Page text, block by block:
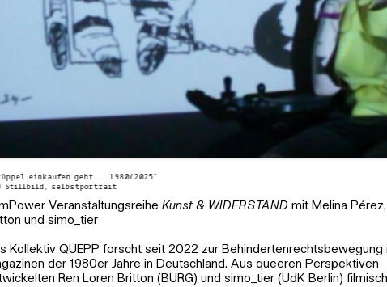
einkaufen geht... 1980/2025“
Stillbild, selbstportrait
VeranstaltungsreiheKunst & WIDERSTAND mit Melina
und simo_tier
Kollektiv QUEPP forscht seit 2022 zur Behindertenrechtsbewegung
der 1980er Jahre in Deutschland. Aus queeren Perspektiven
Ren Loren Britton (BURG) und simo_tier (UdK Berlin)